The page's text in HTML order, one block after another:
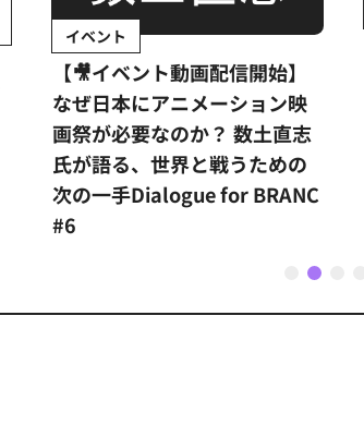
イベント
【🎥イベント動画配信開始】
なぜ日本にアニメーション映
画祭が必要なのか？ 数土直志
氏が語る、世界と戦うための
次の一手Dialogue for BRANC
#6
1 2